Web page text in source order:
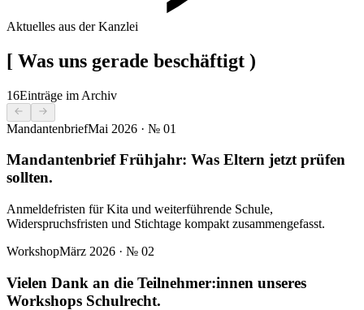
Aktuelles aus der Kanzlei
[ Was uns gerade beschäftigt )
16Einträge im Archiv
MandantenbriefMai 2026 · № 01
Mandantenbrief Frühjahr: Was Eltern jetzt prüfen
sollten.
Anmeldefristen für Kita und weiterführende Schule,
Widerspruchsfristen und Stichtage kompakt zusammengefasst.
WorkshopMärz 2026 · № 02
Vielen Dank an die Teilnehmer:innen unseres
Workshops Schulrecht.